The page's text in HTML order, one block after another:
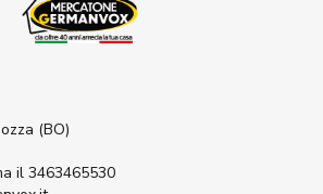
(BO)
il 3463465530